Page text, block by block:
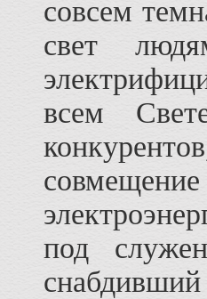
совсем
свет
всем
совмещение
под